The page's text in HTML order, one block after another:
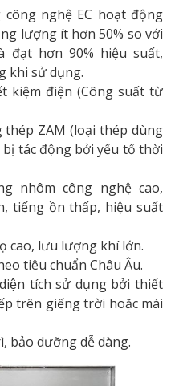
nghệ EC hoạt động
lượng ít hơn 50% so với
đạt hơn 90% hiệu suất,
khi sử dụng.
kiệm điện (Công suất từ
thép ZAM (loại thép dùng
tác động bởi yếu tố thời
nhôm công nghệ cao,
tiếng ồn thấp, hiệu suất
cao, lưu lượng khí lớn.
tiêu chuẩn Châu Âu.
tích sử dụng bởi thiết
trên giếng trời hoăc mái
bảo dưỡng dễ dàng.